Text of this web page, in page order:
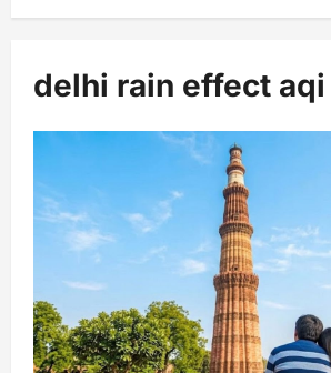
delhi rain effect aqi